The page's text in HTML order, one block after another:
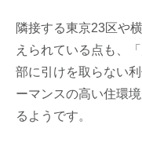
隣接する東京23区や
えられている点も、
部に引けを取らない
ーマンスの高い住環
るようです。